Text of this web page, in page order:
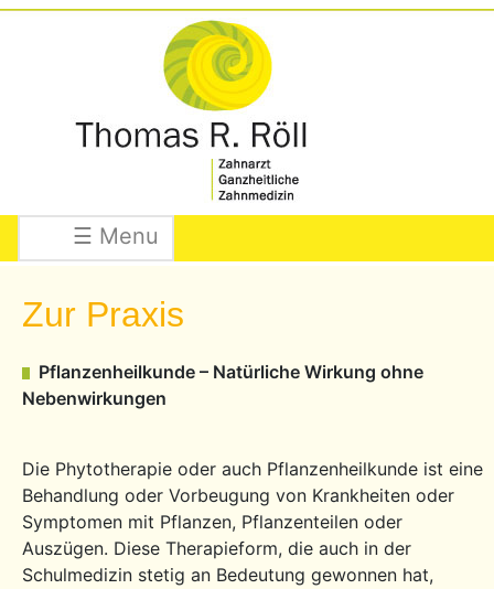
☰ Menu
Zur Praxis
Pflanzenheilkunde – Natürliche Wirkung ohne
Nebenwirkungen
Die Phytotherapie oder auch Pflanzenheilkunde ist eine
Behandlung oder Vorbeugung von Krankheiten oder
Symptomen mit Pflanzen, Pflanzenteilen oder
Auszügen. Diese Therapieform, die auch in der
Schulmedizin stetig an Bedeutung gewonnen hat,